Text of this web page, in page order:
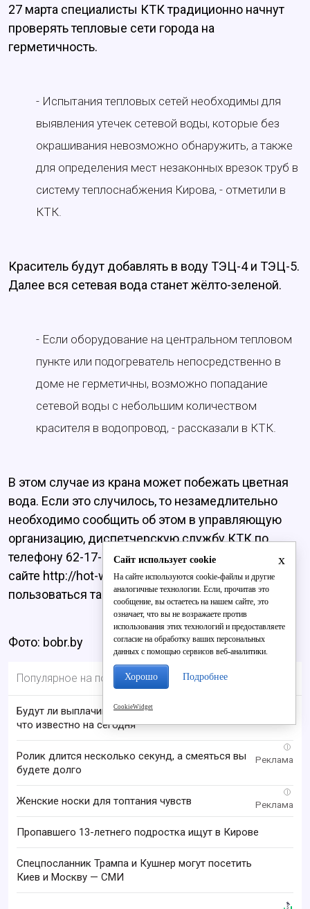
27 марта специалисты КТК традиционно начнут
проверять тепловые сети города на
герметичность.
- Испытания тепловых сетей необходимы для
выявления утечек сетевой воды, которые без
окрашивания невозможно обнаружить, а также
для определения мест незаконных врезок труб в
систему теплоснабжения Кирова, - отметили в
КТК.
Краситель будут добавлять в воду ТЭЦ-4 и ТЭЦ-5.
Далее вся сетевая вода станет жёлто-зеленой.
- Если оборудование на центральном тепловом
пункте или подогреватель непосредственно в
доме не герметичны, возможно попадание
сетевой воды с небольшим количеством
красителя в водопровод, - рассказали в КТК.
В этом случае из крана может побежать цветная
вода. Если это случилось, то незамедлительно
необходимо сообщить об этом в управляющую
организацию, диспетчерскую службу КТК по
телефону 62-17-65 или оставить сообщение на
сайте http://hot-water-kirov.ru/. Стоит отметить, что
пользоваться такой водой не рекомендуется.
Фото: bobr.by
Популярное на портале
Будут ли выплачивать 13-ю пенсию в 2026 году:
что известно на сегодня
i
Ролик длится несколько секунд, а смеяться вы
будете долго
i
Женские носки для топтания чувств
Пропавшего 13-летнего подростка ищут в Кирове
Спецпосланник Трампа и Кушнер могут посетить
Киев и Москву — СМИ
x
Сайт использует cookie
На сайте используются cookie-файлы и другие
аналогичные технологии. Если, прочитав это
сообщение, вы остаетесь на нашем сайте, это
означает, что вы не возражаете против
использования этих технологий и предоставляете
согласие на обработку ваших персональных
данных с помощью сервисов веб-аналитики.
Хорошо Подробнее
CookieWidget